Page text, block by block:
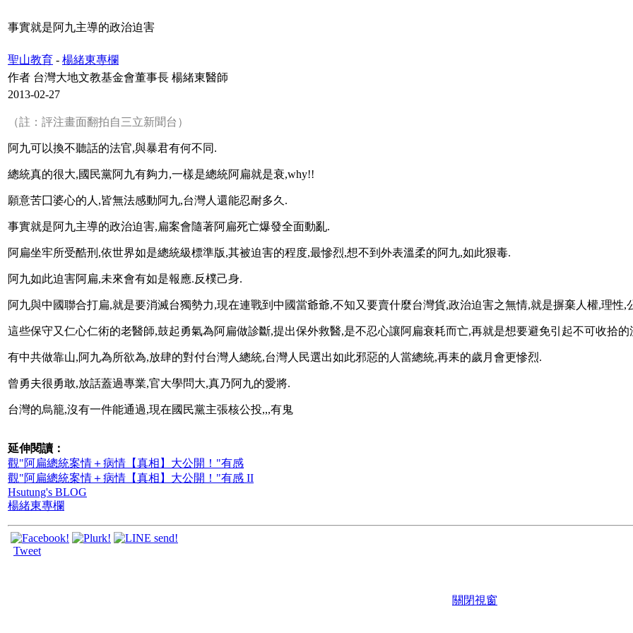
事實就是阿九主導的政治迫害
聖山教育 - 楊緒東專欄
作者 台灣大地文教基金會董事長 楊緒東醫師
2013-02-27
（註：評注畫面翻拍自三立新聞台）
阿九可以換不聽話的法官,與暴君有何不同.
總統真的很大,國民黨阿九有夠力,一樣是總統阿扁就是衰,why!!
願意苦囗婆心的人,皆無法感動阿九,台灣人還能忍耐多久.
事實就是阿九主導的政治迫害,扁案會隨著阿扁死亡爆發全面動亂.
阿扁坐牢所受酷刑,依世界如是總統級標準版,其被迫害的程度,最慘烈,想不到外表溫柔的阿九,如此狠毒.
阿九如此迫害阿扁,未來會有如是報應.反樸己身.
阿九與中國聯合打扁,就是要消滅台獨勢力,現在連戰到中國當爺爺,不知又要賣什麼台灣貨,政治迫害之無情,就是摒棄人權,理性,
這些保守又仁心仁術的老醫師,鼓起勇氣為阿扁做診斷,提出保外救醫,是不忍心讓阿扁衰耗而亡,再就是想要避免引起不可收拾的
有中共做靠山,阿九為所欲為,放肆的對付台灣人總統,台灣人民選出如此邪惡的人當總統,再耒的歲月會更慘烈.
曾勇夫很勇敢,放話蓋過專業,官大學問大,真乃阿九的愛將.
台灣的烏籠,沒有一件能通過,現在國民黨主張核公投,,,有鬼
延伸閱讀：
觀"阿扁總統案情＋病情【真相】大公開！"有感
觀"阿扁總統案情＋病情【真相】大公開！"有感 II
Hsutung's BLOG
楊緒東專欄
Tweet
關閉視窗